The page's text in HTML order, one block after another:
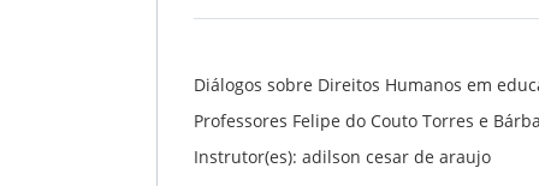
Diálogos sobre Direitos Humanos em
Professores Felipe do Couto Torres e
Instrutor(es): adilson cesar de araujo